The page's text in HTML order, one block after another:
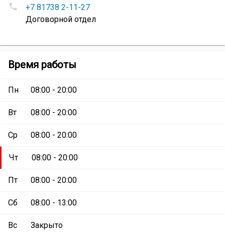
+7 81738 2-11-27
Договорной отдел
Время работы
Пн 08:00 - 20:00
Вт 08:00 - 20:00
Ср 08:00 - 20:00
Чт 08:00 - 20:00
Пт 08:00 - 20:00
Сб 08:00 - 13:00
Вс Закрыто